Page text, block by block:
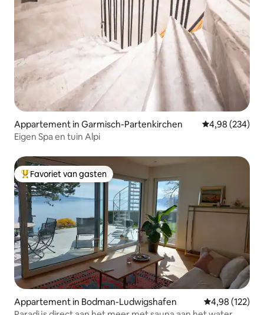
Appartement in Garmisch-Partenkirchen Gemiddelde
4,98 (234)
Eigen Spa en tuin Alpi
Topfavoriet van gasten
Favoriet van gasten
Appartement in Bodman-Ludwigshafen Gemiddelde
4,98 (122)